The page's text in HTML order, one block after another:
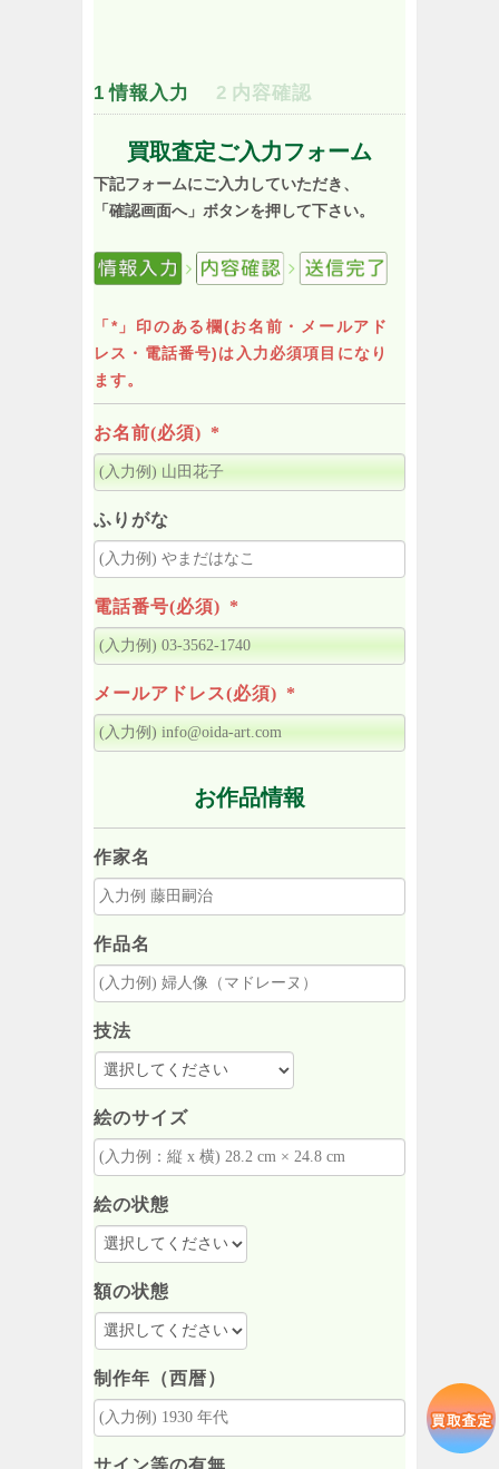
1 情報入力 2 内容確認
買取査定ご入力フォーム
下記フォームにご入力していただき、
「確認画面へ」ボタンを押して下さい。
「*」印のある欄(お名前・メールアド
レス・電話番号)は入力必須項目になり
ます。
お名前(必須) *
ふりがな
電話番号(必須) *
メールアドレス(必須) *
お作品情報
作家名
作品名
技法
絵のサイズ
絵の状態
額の状態
制作年（西暦）
サイン等の有無